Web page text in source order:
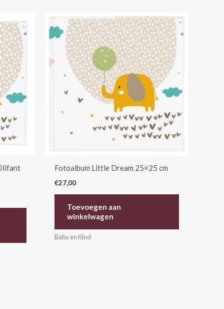
Fotoalbum Little Dream 25×25 cm
€27,00
Toevoegen aan
winkelwagen
Baby en Kind